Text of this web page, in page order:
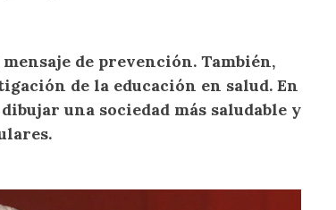
de prevención. También,
de la educación en salud. En
una sociedad más saludable y